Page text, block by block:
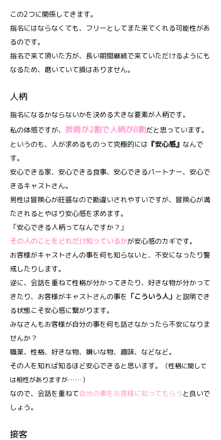
この2つに関係してきます。
指名にはならなくても、フリーとしてまた来てくれる可能性があ
るのです。
指名で来て頂いた方が、長い期間継続で来ていただけるようにも
なるため、磨いていて損はありません。
人柄
指名になるかならないかを決める大きな要素が人柄です。
私の体感ですが、 技術が2割で人柄が8割だと思っています。
というのも、人が求めるものって究極的には 『安心感』 なんで
す。
安心できる家、安心できる食事、安心できるパートナー、安心で
きるキャストさん。
男性は冒険心が旺盛なので勘違いされやすいですが、冒険心が満
たされるとやはり安心感を求めます。
「安心できる人柄ってなんですか？」
その人のことをどれだけ知っているかが安心感のカギです。
お客様がキャストさんの事を何も知らないと、不安になったり警
戒したりします。
逆に、会話を重ねて性格が分かってきたり、好きな物が分かって
きたり、お客様がキャストさんの事を 「こういう人」 と説明でき
る状態こそ安心感に繋がります。
みなさんもお客様が自分の事を何も話さなかったら不安になりま
せんか？
職業、性格、好きな物、嫌いな物、趣味、などなど。
その人を知れば知るほど安心できると思います。
（性格に関して
は相性がありますが……）
なので、会話を重ねて自分の事をお客様に知ってもらう と良いで
しょう。
接客